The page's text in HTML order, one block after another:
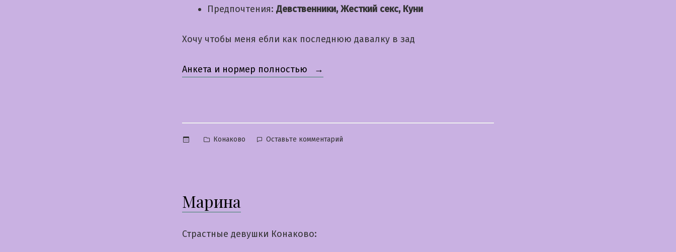
Предпочтения: Девственники, Жесткий секс, Куни
Хочу чтобы меня ебли как последнюю давалку в зад
Анкета и нормер полностью «Оксаночка»
Опубликовано
Конаково Оставьте комментарий
Марина
Страстные девушки Конаково: